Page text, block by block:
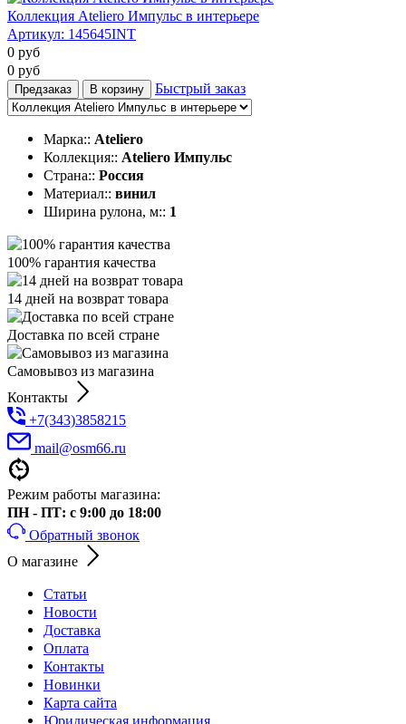
Коллекция Ateliero Импульс в интерьере
Артикул: 145645INT
0 руб
0 руб
Предзаказ В корзину Быстрый заказ
Марка:: Ateliero
Коллекция:: Ateliero Импульс
Страна:: Россия
Материал:: винил
Ширина рулона, м:: 1
100% гарантия качества
14 дней на возврат товара
Доставка по всей стране
Самовывоз из магазина
Контакты
+7(343)3858215
mail@osm66.ru
Режим работы магазина:
ПН - ПТ: с 9:00 до 18:00
Обратный звонок
О магазине
Статьи
Новости
Доставка
Оплата
Контакты
Новинки
Карта сайта